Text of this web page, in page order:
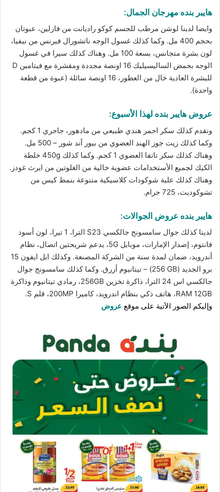
هايبر بنده مهرجان الجمال:
وايضا لدينا لوشن مرطب للجسم كوكو راديانت من فازلين، عبوتان
بحجم 400 مل. وكما كذلك غسول الوجه ناتشورال فيرنس من نيفيا،
لون بشرة متجانس، بسعة 100 مل. وهناك كذلك سيرا في غسول
الوجه بحمض الساليسيليك 16 اونصة مجددة ومقشرة مع فيتامين D
للبشرة العادية خال من العطور، 16 اونصة سائلة (عبوة من قطعة
واحدة).
عروض هايبر بنده لهذا الأسبوع:
ونقدم كذلك سكر احمر هندي طبيعي من مادهور، جاجري 1 كجم.
وكما كذلك زيت جوز الهند العضوي من بيور آند شور – 500 مل.
وهناك كذلك سكر تاتفا العضوي 1 كجم. وكما كذلك 450g خلطة
الكيك لجميع الأستخدامات عضوية خالية من الغلوتين من ايرث غودز.
وهناك كذلك علبة شوكودات كلاسيكية متنوعة بنمط كيس من
تشوكوديت، 725 جرام.
هايبر بنده عروض الجوالات:
لدينا كذلك جوال سامسونج جالكسي S23 الترا، 1 تيرا، لون أسود
فانتوم، إصدار الإمارات، موبايل 5G، يدعم شريحتين اتصال، نظام
أندرويد، ضمان لمدة سنة من الشركة المصنعة. وكذلك ابل ايفون 15
برو الجديد‏ (256‎ GB) – تيتانيوم أزرق. وكما كذلك سامسونج جوال
جالكسي اس 24 الترا، ذاكرة تخزين 256GB، رمادي تيتانيوم وذاكرة
RAM 12GB، هاتف ذكي بنظام اندرويد، كاميرا 200MP، قلم S.
وإليكم الصور الآتية على موقع عروض